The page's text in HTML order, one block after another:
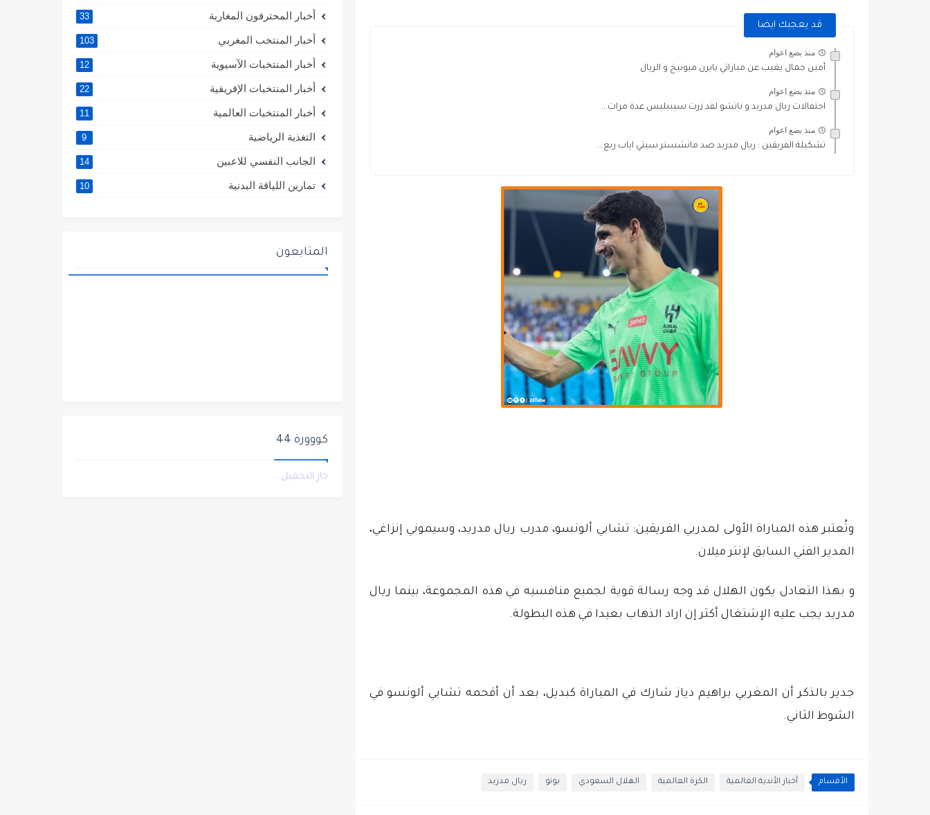
قد يعجبك ايضا
منذ بضع اعوام
أمين جمال يغيب عن مباراتي بايرن ميونيخ و الريال
منذ بضع اعوام
احتفالات ريال مدريد و ناتشو لقد زرت سيبيليس عدة مرات...
منذ بضع اعوام
تشكيلة الفريقين : ريال مدريد ضد مانشستر سيتي اياب ربع...
وتُعتبر هذه المباراة الأولى لمدربي الفريقين: تشابي ألونسو، مدرب ريال مدريد، وسيموني إنزاغي،
المدير الفني السابق لإنتر ميلان.
و بهذا التعادل يكون الهلال قد وجه رسالة قوية لجميع منافسيه في هذه المجموعة، بينما ريال
مدريد يجب عليه الإشتغال أكثر إن اراد الذهاب بعيدا في هذه البطولة.
جدير بالذكر أن المغربي براهيم دياز شارك في المباراة كبديل، بعد أن أقحمه تشابي ألونسو في
الشوط الثاني.
الأقسام أخبار الأندية العالمية الكرة العالمية الهلال السعودي بونو ريال مدريد
أخبار المحترفون المغاربة 33
أخبار المنتخب المغربي 103
أخبار المنتخبات الآسيوية 12
أخبار المنتخبات الإفريقية 22
أخبار المنتخبات العالمية 11
التغذية الرياضية 9
الجانب النفسي للاعبين 14
تمارين اللياقة البدنية 10
المتابعون
كووورة 44
جارٍ التحميل...